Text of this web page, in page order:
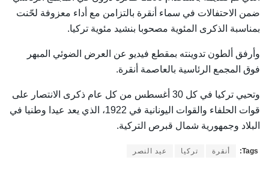
ضمن الاحتفالات في سماء أنقرة بالتزامن مع أداء معزوفة لحّنت
بمناسبة الذكرى المئوية مصحوبا بنشيد مئوية تركيا.
وأرفق ألطون تدوينته بمقطع فيديو عن العرض الضوئي المبهر
فوق المجمع الرئاسية بالعاصمة أنقرة.
وتحيي تركيا في كل 30 أغسطس من كل عام ذكرى الانتصار على
قوات الحلفاء والقوات اليونانية في 1922، الذي يعد عيدا وطنيا في
البلاد وجمهورية شمال قبرص التركية.​​​​​​​​​​​​​​
Tags: أنقرة تركيا عيد النصر